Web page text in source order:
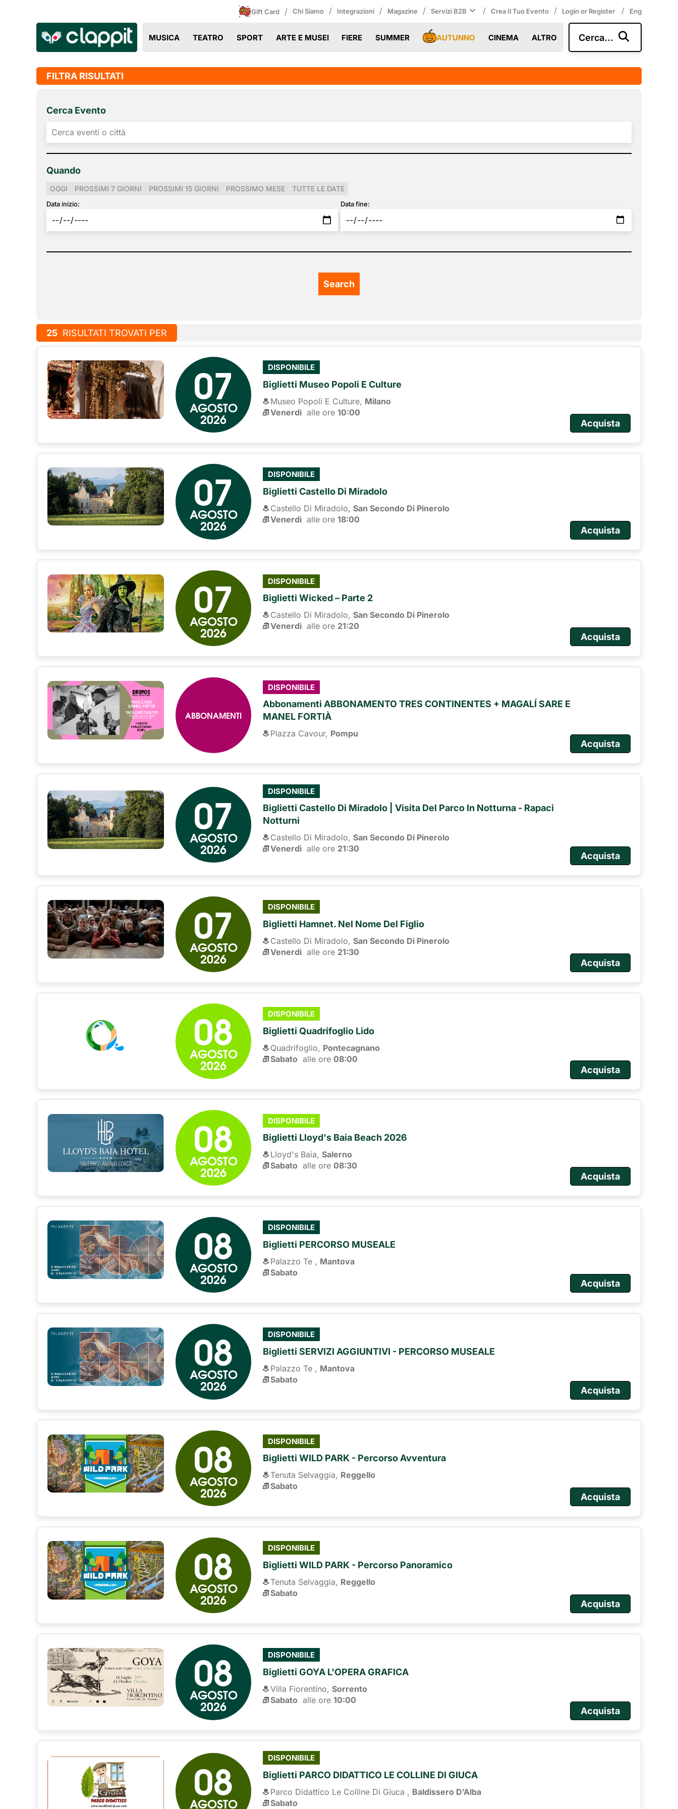
Gift Card / Chi Siamo / Integrazioni / Magazine / Servizi B2B / Crea Il Tuo Evento / Login or Register / Eng
MUSICA TEATRO SPORT ARTE E MUSEI FIERE SUMMER AUTUNNO CINEMA ALTRO Cerca...
FILTRA RISULTATI
Cerca Evento
Quando
OGGI PROSSIMI 7 GIORNI PROSSIMI 15 GIORNI PROSSIMO MESE TUTTE LE DATE
Data inizio: Data fine:
25 RISULTATI TROVATI PER
07
AGOSTO
2026
DISPONIBILE
Biglietti Museo Popoli E Culture
Museo Popoli E Culture, Milano
Venerdì alle ore 10:00
Acquista
07
AGOSTO
2026
DISPONIBILE
Biglietti Castello Di Miradolo
Castello Di Miradolo, San Secondo Di Pinerolo
Venerdì alle ore 18:00
Acquista
07
AGOSTO
2026
DISPONIBILE
Biglietti Wicked – Parte 2
Castello Di Miradolo, San Secondo Di Pinerolo
Venerdì alle ore 21:20
Acquista
ABBONAMENTI
DISPONIBILE
Abbonamenti ABBONAMENTO TRES CONTINENTES + MAGALÍ SARE E
MANEL FORTIÀ
Piazza Cavour, Pompu
Acquista
07
AGOSTO
2026
DISPONIBILE
Biglietti Castello Di Miradolo | Visita Del Parco In Notturna - Rapaci
Notturni
Castello Di Miradolo, San Secondo Di Pinerolo
Venerdì alle ore 21:30
Acquista
07
AGOSTO
2026
DISPONIBILE
Biglietti Hamnet. Nel Nome Del Figlio
Castello Di Miradolo, San Secondo Di Pinerolo
Venerdì alle ore 21:30
Acquista
08
AGOSTO
2026
DISPONIBILE
Biglietti Quadrifoglio Lido
Quadrifoglio, Pontecagnano
Sabato alle ore 08:00
Acquista
08
AGOSTO
2026
DISPONIBILE
Biglietti Lloyd's Baia Beach 2026
Lloyd's Baia, Salerno
Sabato alle ore 08:30
Acquista
08
AGOSTO
2026
DISPONIBILE
Biglietti PERCORSO MUSEALE
Palazzo Te , Mantova
Sabato
Acquista
08
AGOSTO
2026
DISPONIBILE
Biglietti SERVIZI AGGIUNTIVI - PERCORSO MUSEALE
Palazzo Te , Mantova
Sabato
Acquista
08
AGOSTO
2026
DISPONIBILE
Biglietti WILD PARK - Percorso Avventura
Tenuta Selvaggia, Reggello
Sabato
Acquista
08
AGOSTO
2026
DISPONIBILE
Biglietti WILD PARK - Percorso Panoramico
Tenuta Selvaggia, Reggello
Sabato
Acquista
08
AGOSTO
2026
DISPONIBILE
Biglietti GOYA L'OPERA GRAFICA
Villa Fiorentino, Sorrento
Sabato alle ore 10:00
Acquista
08
AGOSTO
DISPONIBILE
Biglietti PARCO DIDATTICO LE COLLINE DI GIUCA
Parco Didattico Le Colline Di Giuca , Baldissero D’Alba
Sabato